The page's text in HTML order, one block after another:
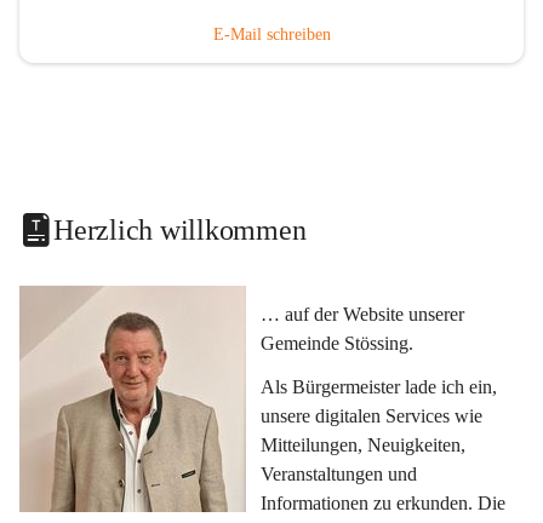
E-Mail schreiben
Herzlich willkommen
… auf der Website unserer
Gemeinde Stössing.
Als Bürgermeister lade ich ein,
unsere digitalen Services wie
Mitteilungen, Neuigkeiten,
Veranstaltungen und
Informationen zu erkunden. Die